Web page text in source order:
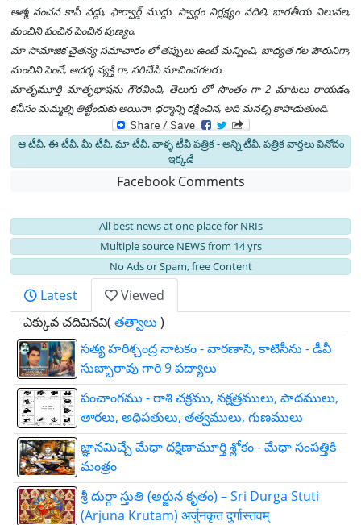
ఆత్మ వంచన కాపీ వద్దు, ఫార్వార్డ్ ముద్దు. స్వార్థం నిర్లక్ష్యం వదిలి, భారతీయ విలువల,
మంచిని పంచిన పెంచిన పుణ్యం.
మా సామాజిక చైతన్య సమాచారం లో తప్పులు ఉంటే మన్నించి, బాధ్యత గల పౌరునిగా,
మంచిని పెంచే, ఆదర్శ వ్యక్తి గా, సరిచేసి సూచించగలరు.
మాతృమూర్తి మాతృభాషను గౌరవించి, తెలుగు లో సొంతం గా 2 మాటలు రాయడం,
కనీసం మమ్మల్ని తిట్టేందుకు అయినా. ధర్మాన్ని రక్షించిన, అది మనల్ని కాపాడుతుంది.
ఆ టీవీ, ఈ టీవీ, మీ టీవీ, మా టీవీ, వాళ్ళ టీవీ పత్రిక - అన్ని టీవీ, పత్రిక వార్తలు వినోదం
ఇక్కడే
Facebook Comments
All best news at one place for NRIs
Multiple source NEWS from 14 yrs
No Ads or Spam, free Content
Latest
Viewed
ఎక్కువ చదివినవి( తత్వాలు )
సత్య హరిశ్చంద్ర నాటకం - వారణాసి, కాటిసీను - డీవీ
సుబ్బారావు గారి 9 పద్యాలు
పంచాంగము - రాశి చక్రము, నక్షత్రములు, పాదములు,
తారలు, అధిపతులు, తత్వములు, గుణములు
జ్ఞాన‌మిచ్చే మేధా ద‌క్షిణామూర్తి శ్లోకం - మేధా సంపత్తికి
మంత్రం
శ్రీ దుర్గా స్తుతి (అర్జున కృతం) – Sri Durga Stuti
(Arjuna Krutam) अर्जुनकृत दुर्गास्तवम्